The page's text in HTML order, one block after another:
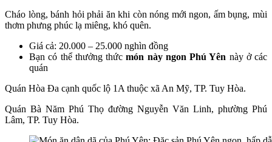
Cháo lòng, bánh hỏi phải ăn khi còn nóng mới ngon, ấm bụng, mùi
thơm phưng phúc lạ miêng, khó quên.
Giá cả: 20.000 – 25.000 nghìn đồng
Bạn có thể thưởng thứcmón này ngon Phú Yên này ở các
quán
Quán Hòa Đa cạnh quốc lộ 1A thuộc xã An Mỹ, TP. Tuy Hòa.
Quán Bà Năm Phú Thọ đường Nguyễn Văn Linh, phường Phú
Lâm, TP. Tuy Hòa.